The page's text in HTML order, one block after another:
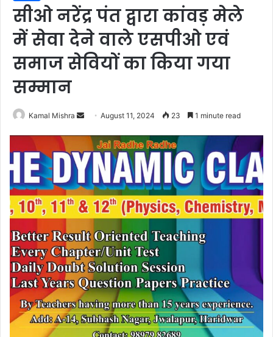
सीओ नरेंद्र पंत द्वारा कांवड़ मेले
में सेवा देने वाले एसपीओ एवं
समाज सेवियों का किया गया
सम्मान
Kamal Mishra
Send
email
August 11, 2024 23 1 minute read